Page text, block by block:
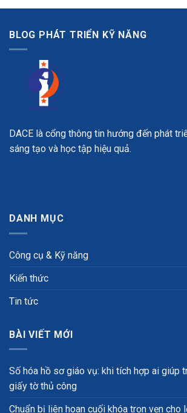
BLOG PHÁT TRIỂN KỸ NĂNG
DACE là cổng thông tin hướng đến phát
sáng tạo và học tập hiệu quả.
DANH MỤC
Công cụ & Kỹ năng
Kiến thức
Tin tức
BÀI VIẾT MỚI
Số hóa hồ sơ giáo vụ: khi tích hợp ai giúp
giấy tờ thủ công
Chuẩn bị liên hoan cuối khóa trọn vẹn cho